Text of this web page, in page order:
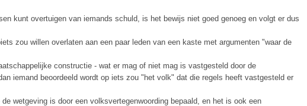
kunt overtuigen van iemands schuld, is het bewijs niet goed genoeg en volgt er dus
zou willen overlaten aan een paar leden van een kaste met argumenten "waar de
constructie - wat er mag of niet mag is vastgesteld door de
iemand beoordeeld wordt op iets zou "het volk" dat die regels heeft vastgesteld er
wetgeving is door een volksvertegenwoording bepaald, en het is ook een